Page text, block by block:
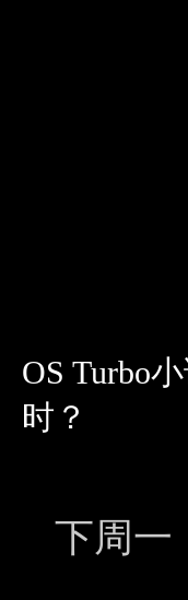
OS Turbo
时？
下周一